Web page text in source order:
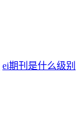
ei期刊是什么级别